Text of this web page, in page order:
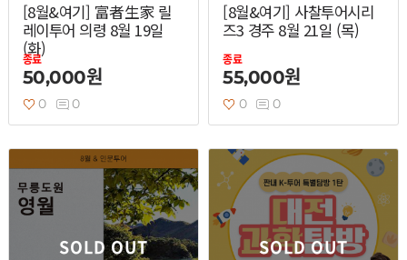
[8월&여기] 富者生家 릴
레이투어 의령 8월 19일
(화)
종료
50,000원
0 0
[8월&여기] 사찰투어시리
즈3 경주 8월 21일 (목)
종료
55,000원
0 0
SOLD OUT SOLD OUT